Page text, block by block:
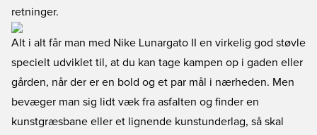
retninger.
Alt i alt får man med Nike Lunargato II en virkelig god støvle
specielt udviklet til, at du kan tage kampen op i gaden eller
gården, når der er en bold og et par mål i nærheden. Men
bevæger man sig lidt væk fra asfalten og finder en
kunstgræsbane eller et lignende kunstunderlag, så skal